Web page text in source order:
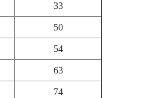
33
50
54
63
74